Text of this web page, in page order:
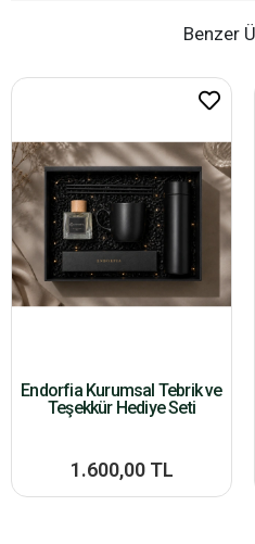
Benzer
Endorfia Kurumsal Tebrik ve
Teşekkür Hediye Seti
1.600,00 TL